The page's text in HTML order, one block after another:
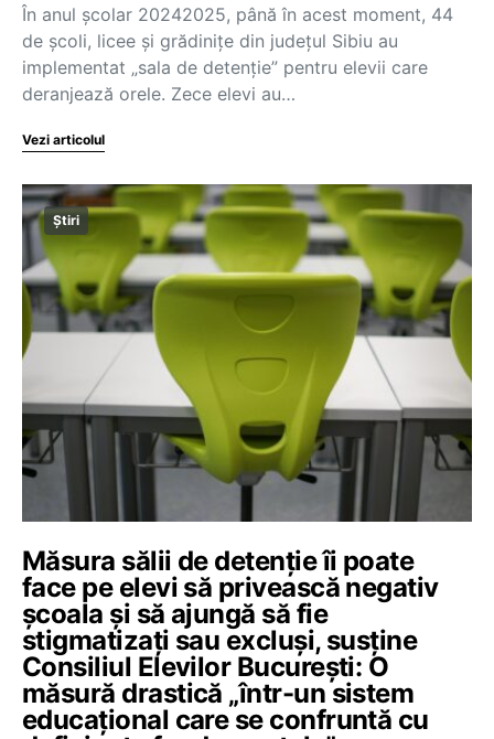
În anul școlar 20242025, până în acest moment, 44
de școli, licee și grădinițe din județul Sibiu au
implementat „sala de detenție” pentru elevii care
deranjează orele. Zece elevi au…
Vezi articolul
Știri
Măsura sălii de detenție îi poate
face pe elevi să privească negativ
școala și să ajungă să fie
stigmatizați sau excluși, susține
Consiliul Elevilor București: O
măsură drastică „într-un sistem
educațional care se confruntă cu